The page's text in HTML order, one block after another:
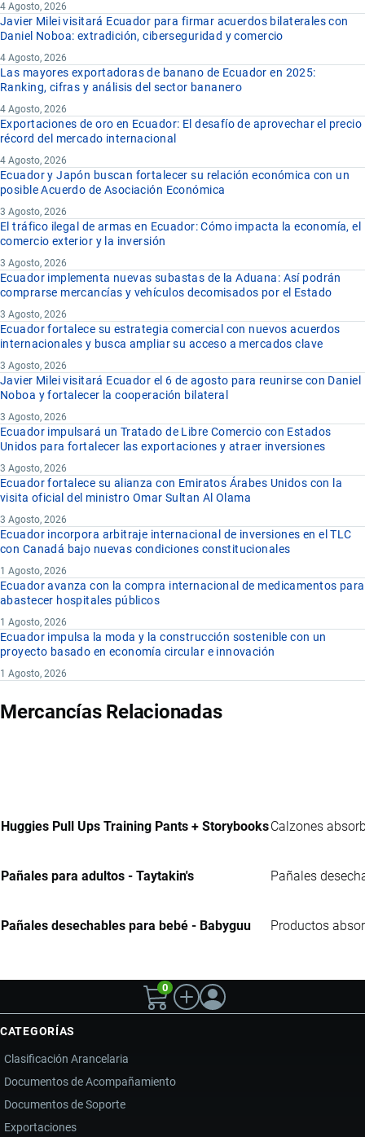
4 Agosto, 2026
Javier Milei visitará Ecuador para firmar acuerdos bilaterales con
Daniel Noboa: extradición, ciberseguridad y comercio
4 Agosto, 2026
Las mayores exportadoras de banano de Ecuador en 2025:
Ranking, cifras y análisis del sector bananero
4 Agosto, 2026
Exportaciones de oro en Ecuador: El desafío de aprovechar el precio
récord del mercado internacional
4 Agosto, 2026
Ecuador y Japón buscan fortalecer su relación económica con un
posible Acuerdo de Asociación Económica
3 Agosto, 2026
El tráfico ilegal de armas en Ecuador: Cómo impacta la economía, el
comercio exterior y la inversión
3 Agosto, 2026
Ecuador implementa nuevas subastas de la Aduana: Así podrán
comprarse mercancías y vehículos decomisados por el Estado
3 Agosto, 2026
Ecuador fortalece su estrategia comercial con nuevos acuerdos
internacionales y busca ampliar su acceso a mercados clave
3 Agosto, 2026
Javier Milei visitará Ecuador el 6 de agosto para reunirse con Daniel
Noboa y fortalecer la cooperación bilateral
3 Agosto, 2026
Ecuador impulsará un Tratado de Libre Comercio con Estados
Unidos para fortalecer las exportaciones y atraer inversiones
3 Agosto, 2026
Ecuador fortalece su alianza con Emiratos Árabes Unidos con la
visita oficial del ministro Omar Sultan Al Olama
3 Agosto, 2026
Ecuador incorpora arbitraje internacional de inversiones en el TLC
con Canadá bajo nuevas condiciones constitucionales
1 Agosto, 2026
Ecuador avanza con la compra internacional de medicamentos para
abastecer hospitales públicos
1 Agosto, 2026
Ecuador impulsa la moda y la construcción sostenible con un
proyecto basado en economía circular e innovación
1 Agosto, 2026
Mercancías Relacionadas
Huggies Pull Ups Training Pants + StorybooksCalzones
Pañales para adultos - Taytakin's Pañales
Pañales desechables para bebé - Babyguu Productos
0
CATEGORÍAS
Clasificación Arancelaria
Documentos de Acompañamiento
Documentos de Soporte
Exportaciones